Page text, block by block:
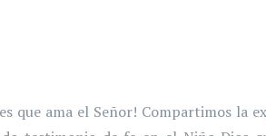
que ama el Señor! Compartimos la